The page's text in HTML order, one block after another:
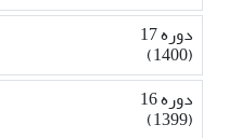
دوره 17
(1400)
دوره 16
(1399)